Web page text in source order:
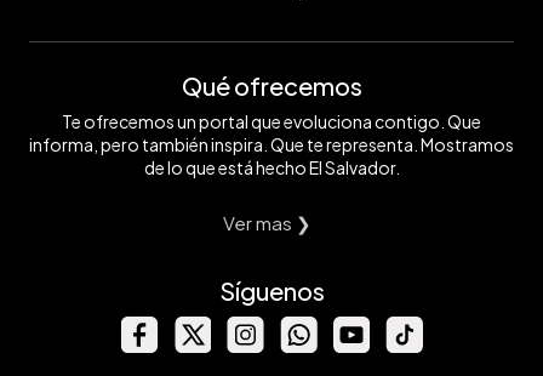
Qué ofrecemos
Te ofrecemos un portal que evoluciona contigo. Que
informa, pero también inspira. Que te representa. Mostramos
de lo que está hecho El Salvador.
Ver mas ❯
Síguenos